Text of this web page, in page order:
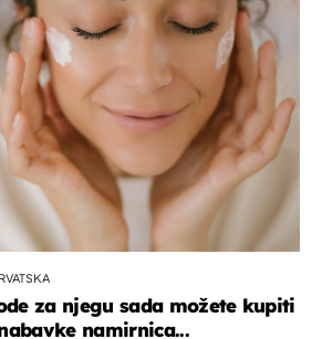
za njegu sada možete kupiti
namirnica...